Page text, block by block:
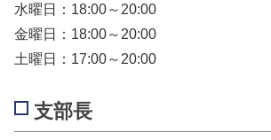
水曜日：18:00～20:00
金曜日：18:00～20:00
土曜日：17:00～20:00
支部長